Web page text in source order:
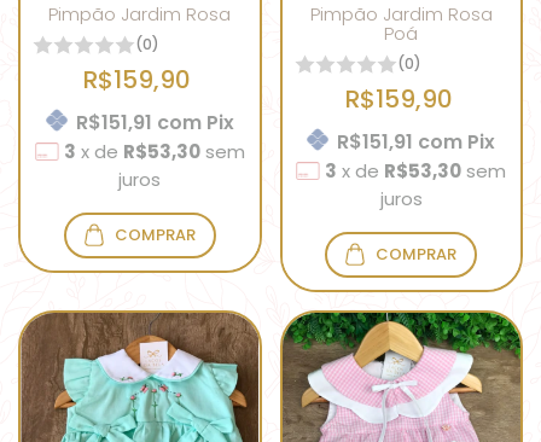
Pimpão Jardim Rosa
(0)
R$159,90
R$151,91 com Pix
3 x de R$53,30 sem
juros
COMPRAR
Pimpão Jardim Rosa
Poá
(0)
R$159,90
R$151,91 com Pix
3 x de R$53,30 sem
juros
COMPRAR